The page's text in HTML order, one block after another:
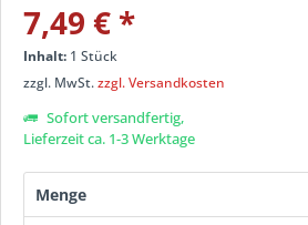
7,49 € *
Inhalt: 1 Stück
zzgl. MwSt.zzgl. Versandkosten
Sofort versandfertig,
Lieferzeit ca. 1-3 Werktage
Menge